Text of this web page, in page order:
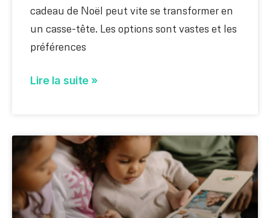
cadeau de Noël peut vite se transformer en
un casse-tête. Les options sont vastes et les
préférences
Lire la suite »